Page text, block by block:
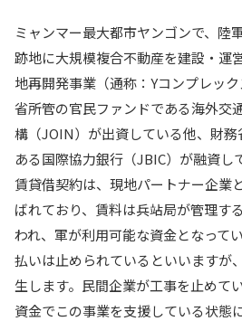
ミャンマー最大都市ヤンゴンで、陸
跡地に大規模複合不動産を建設・運
地再開発事業（通称：Yコンプレッ
省所管の官民ファンドである海外交
構（JOIN）が出資している他、財
ある国際協力銀行（JBIC）が融資し
賃貸借契約は、現地パートナー企業
ばれており、賃料は兵站局が管理す
われ、軍が利用可能な資金となって
払いは止められているといいますが
生します。民間企業が工事を止めて
資金でこの事業を支援している状態